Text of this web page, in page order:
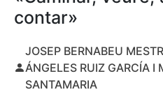
contar»
JOSEP BERNABEU
ÁNGELES RUIZ GARCÍA I
SANTAMARIA